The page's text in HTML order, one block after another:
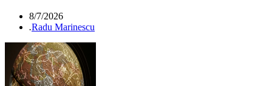
8/7/2026
.Radu Marinescu